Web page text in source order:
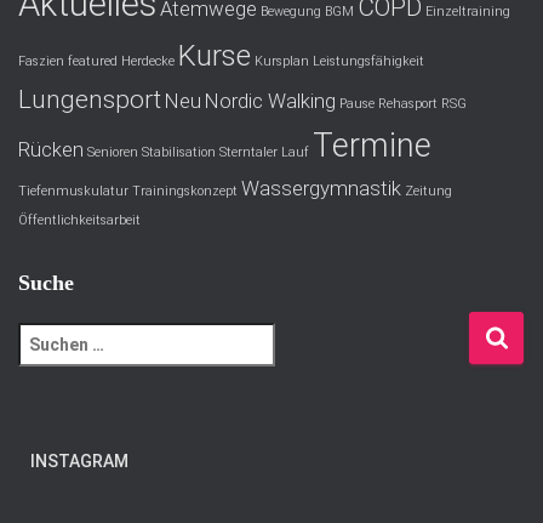
Atemwege Bewegung BGM COPD Einzeltraining
Faszien featured Herdecke Kurse Kursplan Leistungsfähigkeit
Lungensport Neu Nordic Walking Pause Rehasport RSG
Rücken Senioren Stabilisation Sterntaler Lauf Termine
Tiefenmuskulatur Trainingskonzept Wassergymnastik Zeitung
Öffentlichkeitsarbeit
Suche
u
INSTAGRAM